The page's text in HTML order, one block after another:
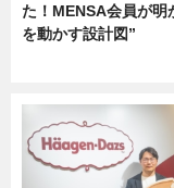
た！MENSA会員が明
を動かす設計図”